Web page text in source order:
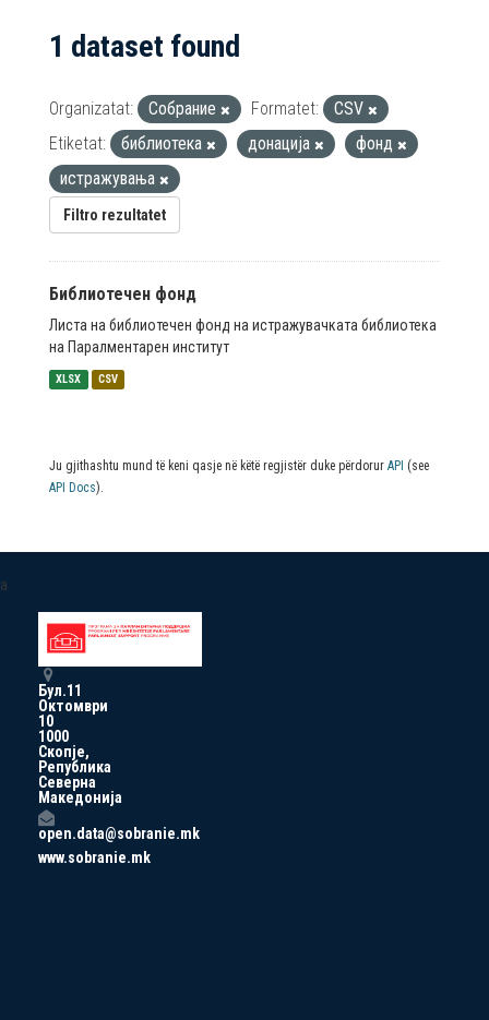
1 dataset found
Organizatat: Собрание Formatet:
CSV
Etiketat:
библиотека донација
фонд
истражувања
Filtro rezultatet
Библиотечен фонд
Листа на библиотечен фонд на истражувачката библиотека
на Паралментарен институт
XLSX CSV
Ju gjithashtu mund të keni qasje në këtë regjistër duke përdorur API (see
API Docs).
a
Бул.11
Октомври
10
1000
Скопје,
Република
Северна
Македонија
open.data@sobranie.mk
www.sobranie.mk